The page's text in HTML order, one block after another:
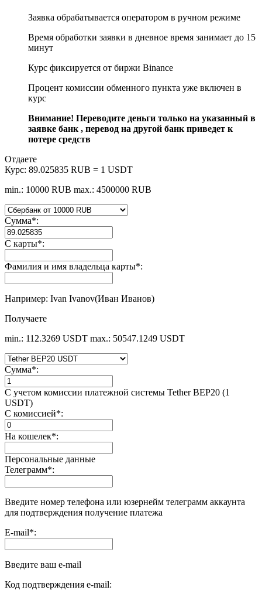
Заявка обрабатывается оператором в ручном режиме
Время обработки заявки в дневное время занимает до 15
минут
Курс фиксируется от биржи Binance
Процент комиссии обменного пункта уже включен в
курс
Внимание! Переводите деньги только на указанный в
заявке банк , перевод на другой банк приведет к
потере средств
Отдаете
Курс: 89.025835 RUB = 1 USDT
min.: 10000 RUB max.: 4500000 RUB
Сумма*:
С карты*:
Фамилия и имя владельца карты*:
Например: Ivan Ivanov(Иван Иванов)
Получаете
min.: 112.3269 USDT max.: 50547.1249 USDT
Сумма*:
С учетом комиссии платежной системы Tether BEP20 (1
USDT)
С комиссией*:
На кошелек*:
Персональные данные
Телеграмм*:
Введите номер телефона или юзернейм телеграмм аккаунта
для подтверждения получение платежа
E-mail*:
Введите ваш e-mail
Код подтверждения e-mail: